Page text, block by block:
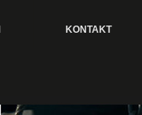
KONTAKT